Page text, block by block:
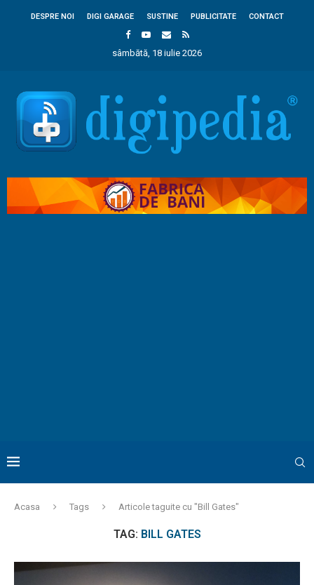
DESPRE NOI DIGI GARAGE SUSTINE PUBLICITATE CONTACT
sâmbătă, 18 iulie 2026
Acasa Tags Articole taguite cu "Bill Gates"
TAG: BILL GATES